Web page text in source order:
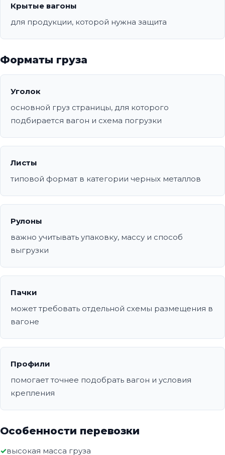
Крытые вагоны
для продукции, которой нужна защита
Форматы груза
Уголок
основной груз страницы, для которого
подбирается вагон и схема погрузки
Листы
типовой формат в категории черных металлов
Рулоны
важно учитывать упаковку, массу и способ
выгрузки
Пачки
может требовать отдельной схемы размещения в
вагоне
Профили
помогает точнее подобрать вагон и условия
крепления
Особенности перевозки
высокая масса груза